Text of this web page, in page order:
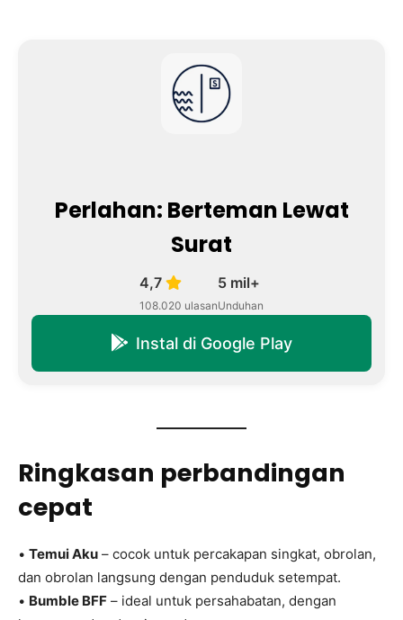
Perlahan: Berteman Lewat
Surat
4,7
108.020 ulasan
5 mil+
Unduhan
Instal di Google Play
Ringkasan perbandingan
cepat
• Temui Aku – cocok untuk percakapan singkat, obrolan,
dan obrolan langsung dengan penduduk setempat.
• Bumble BFF – ideal untuk persahabatan, dengan